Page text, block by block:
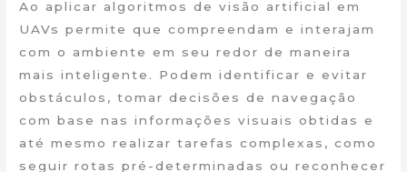
Ao aplicar algoritmos de visão artificial em
UAVs permite que compreendam e interajam
com o ambiente em seu redor de maneira
mais inteligente. Podem identificar e evitar
obstáculos, tomar decisões de navegação
com base nas informações visuais obtidas e
até mesmo realizar tarefas complexas, como
seguir rotas pré-determinadas ou reconhecer